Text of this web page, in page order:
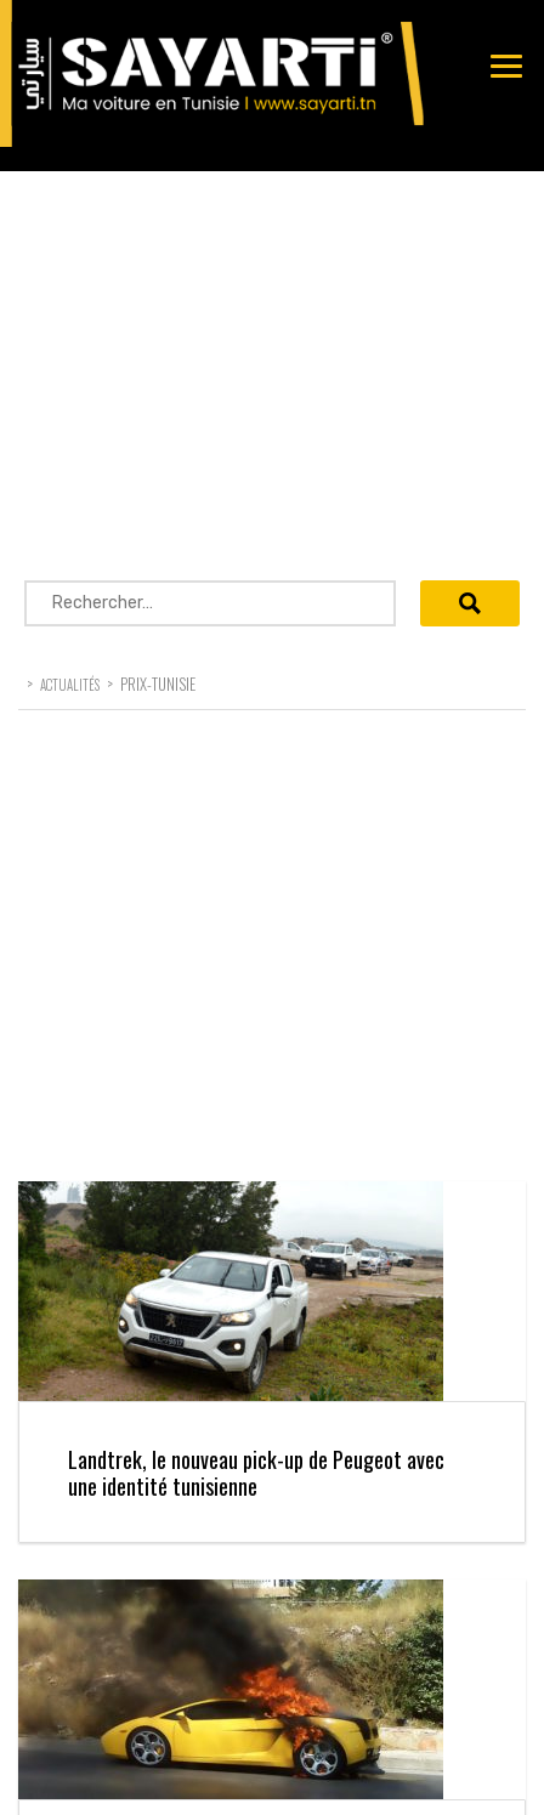
Rechercher :
> ACTUALITÉS > PRIX-TUNISIE
Landtrek, le nouveau pick-up de Peugeot avec
une identité tunisienne